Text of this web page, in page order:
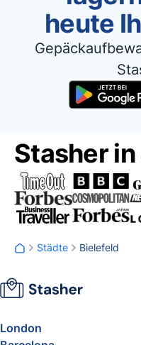
heute
Stasher
Städte Bielefeld
London